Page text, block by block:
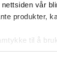
vår
produkter,
til å
på